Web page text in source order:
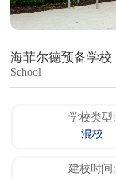
海菲尔德预备学校
School
学校类型:
混校
建校时间: